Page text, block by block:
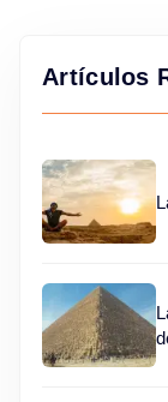
Artículos